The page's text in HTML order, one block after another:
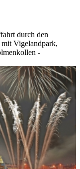
durch den
Vigelandpark,
-